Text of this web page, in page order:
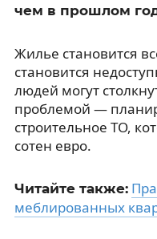
чем в прошлом
Жилье становится
становится
людей могут
проблемой —
строительное ТО,
сотен евро.
Читайте также:
меблированных